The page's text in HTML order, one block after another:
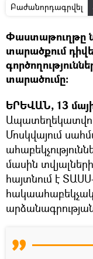
Բաժանորդագրվել
Փաստաթուղթը
տարածքում
տարածումը:
ԵՐԵՎԱՆ, 13
Մոսկվայում
մասին
հայտնում է